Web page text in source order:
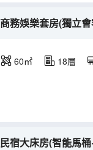
商務娛樂套房(獨立
60㎡ 18層
民宿大床房(智能馬